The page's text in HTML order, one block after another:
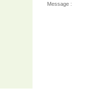
Message :